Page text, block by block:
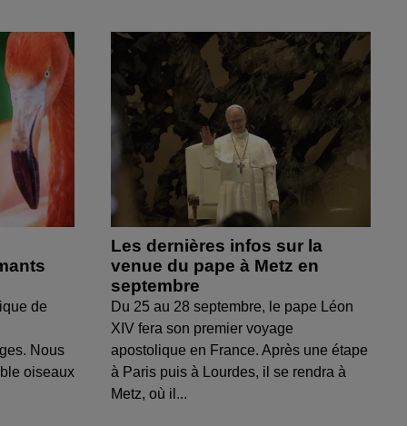
de
Nous
oiseaux
Les dernières infos sur la
venue du pape à Metz en
septembre
Du 25 au 28 septembre, le pape Léon
XIV fera son premier voyage
apostolique en France. Après une étape
à Paris puis à Lourdes, il se rendra à
Metz, où il...